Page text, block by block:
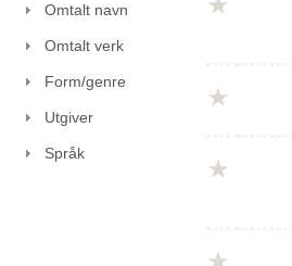
Omtalt navn
Omtalt verk
Form/genre
Utgiver
Språk